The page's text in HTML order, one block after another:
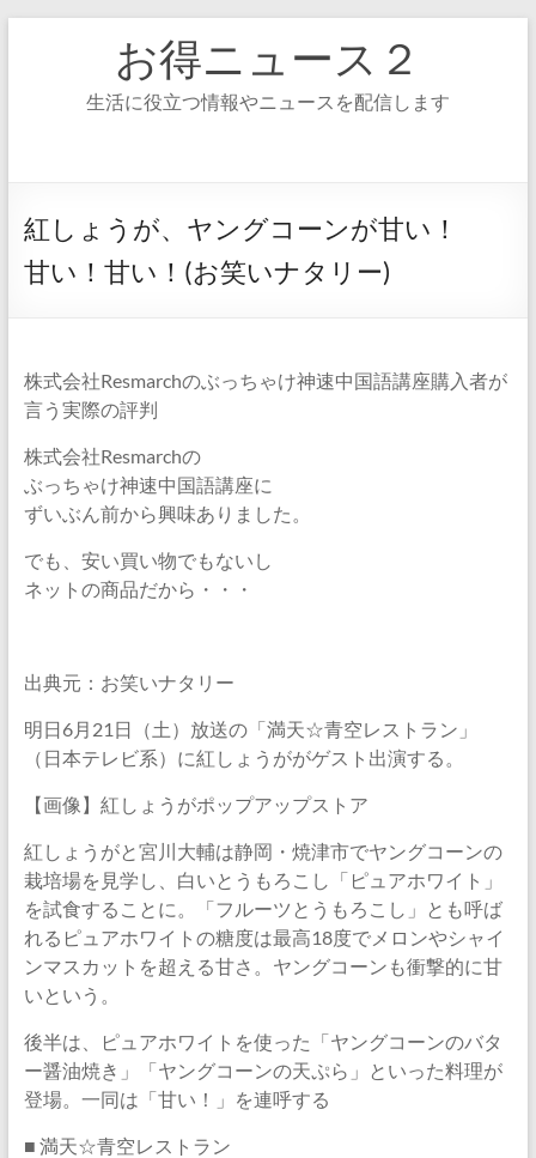
ッ
プ
お得ニュース２
生活に役立つ情報やニュースを配信します
紅しょうが、ヤングコーンが甘い！
甘い！甘い！(お笑いナタリー)
株式会社Resmarchのぶっちゃけ神速中国語講座購入者が
言う実際の評判
株式会社Resmarchの
ぶっちゃけ神速中国語講座に
ずいぶん前から興味ありました。
でも、安い買い物でもないし
ネットの商品だから・・・
出典元：お笑いナタリー
明日6月21日（土）放送の「満天☆青空レストラン」
（日本テレビ系）に紅しょうががゲスト出演する。
【画像】紅しょうがポップアップストア
紅しょうがと宮川大輔は静岡・焼津市でヤングコーンの
栽培場を見学し、白いとうもろこし「ピュアホワイト」
を試食することに。「フルーツとうもろこし」とも呼ば
れるピュアホワイトの糖度は最高18度でメロンやシャイ
ンマスカットを超える甘さ。ヤングコーンも衝撃的に甘
いという。
後半は、ピュアホワイトを使った「ヤングコーンのバタ
ー醤油焼き」「ヤングコーンの天ぷら」といった料理が
登場。一同は「甘い！」を連呼する
■ 満天☆青空レストラン